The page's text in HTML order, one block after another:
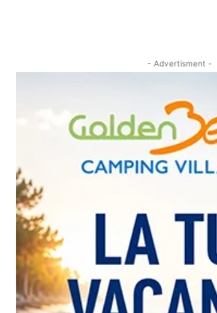
- Advertisment -